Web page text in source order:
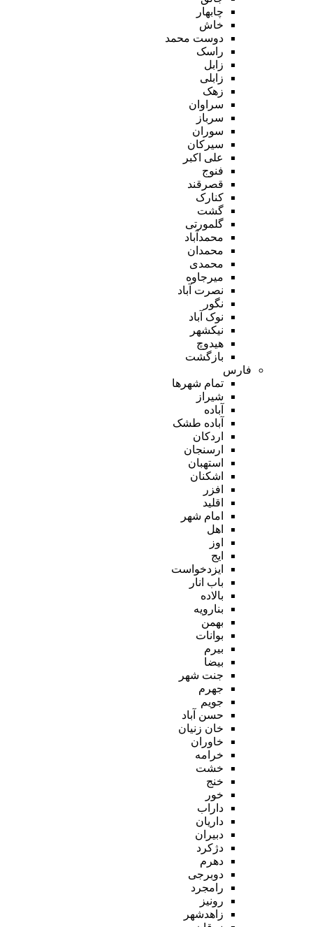
چابهار
خاش
دوست محمد
راسک
زابل
زابلی
زهک
سراوان
سرباز
سوران
سیرکان
علی اکبر
فنوج
قصرقند
کنارک
گشت
گلمورتی
محمدآباد
محمدان
محمدی
میرجاوه
نصرت آباد
نگور
نوک آباد
نیکشهر
هیدوچ
بازگشت
فارس
تمام شهر‌ها
شیراز
آباده
آباده طشک
اردکان
ارسنجان
استهبان
اشکنان
افزر
اقلید
امام شهر
اهل
اوز
ایج
ایزدخواست
باب انار
بالاده
بنارویه
بهمن
بوانات
بیرم
بیضا
جنت شهر
جهرم
جویم
حسن آباد
خان زنیان
خاوران
خرامه
خشت
خنج
خور
داراب
داریان
دبیران
دژکرد
دهرم
دوبرجی
رامجرد
رونیز
زاهدشهر